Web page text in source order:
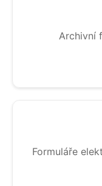
Archivní
Formuláře